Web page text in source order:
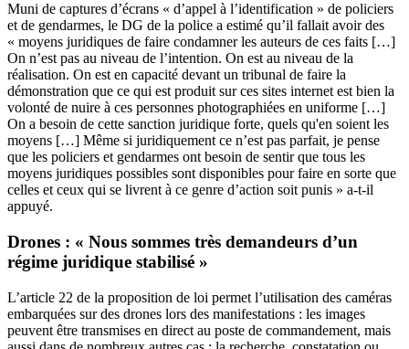
Muni de captures d’écrans « d’appel à l’identification » de policiers
et de gendarmes, le DG de la police a estimé qu’il fallait avoir des
« moyens juridiques de faire condamner les auteurs de ces faits […]
On n’est pas au niveau de l’intention. On est au niveau de la
réalisation. On est en capacité devant un tribunal de faire la
démonstration que ce qui est produit sur ces sites internet est bien la
volonté de nuire à ces personnes photographiées en uniforme […]
On a besoin de cette sanction juridique forte, quels qu'en soient les
moyens […] Même si juridiquement ce n’est pas parfait, je pense
que les policiers et gendarmes ont besoin de sentir que tous les
moyens juridiques possibles sont disponibles pour faire en sorte que
celles et ceux qui se livrent à ce genre d’action soit punis » a-t-il
appuyé.
Drones : « Nous sommes très demandeurs d’un
régime juridique stabilisé »
L’article 22 de la proposition de loi permet l’utilisation des caméras
embarquées sur des drones lors des manifestations : les images
peuvent être transmises en direct au poste de commandement, mais